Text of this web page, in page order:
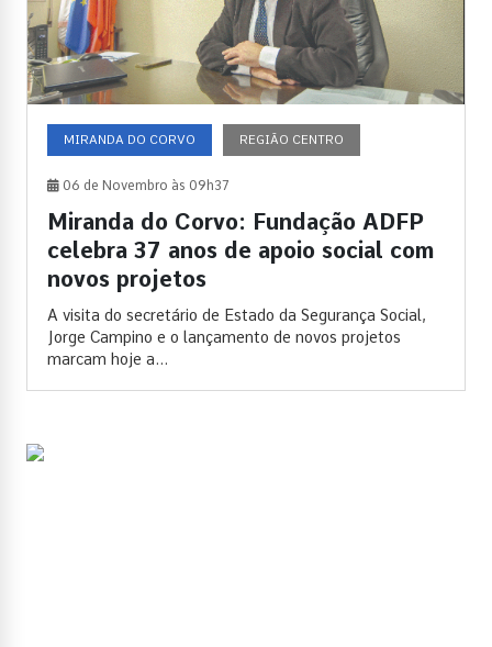
MIRANDA DO CORVO REGIÃO CENTRO
06 de Novembro às 09h37
Miranda do Corvo: Fundação ADFP
celebra 37 anos de apoio social com
novos projetos
A visita do secretário de Estado da Segurança Social,
Jorge Campino e o lançamento de novos projetos
marcam hoje a...